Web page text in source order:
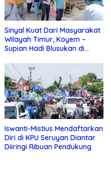
Sinyal Kuat Dari Masyarakat
Wilayah Timur, Koyem –
Supian Hadi Blusukan di
Iswanti-Mistius Mendaftarkan
Diri di KPU Seruyan Diantar
Diiringi Ribuan Pendukung